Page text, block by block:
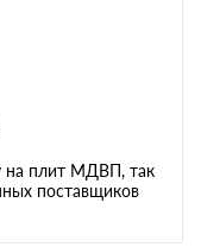
на плит МДВП, так
поставщиков